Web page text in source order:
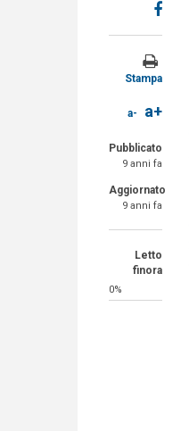
Stampa
a- a+
Pubblicato
9 anni fa
Aggiornato
9 anni fa
Letto
finora
0%